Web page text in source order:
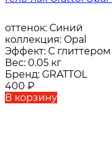
оттенок: Синий
коллекция: Opal
Эффект: С глиттером
Вес: 0.05 кг
Бренд: GRATTOL
400 ₽
В корзину